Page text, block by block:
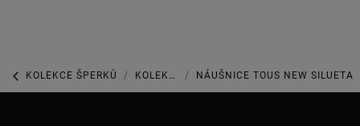
KOLEKCE ŠPERKŮ KOLEKCE SILUETA NÁUŠNICE TOUS NEW SILUETA